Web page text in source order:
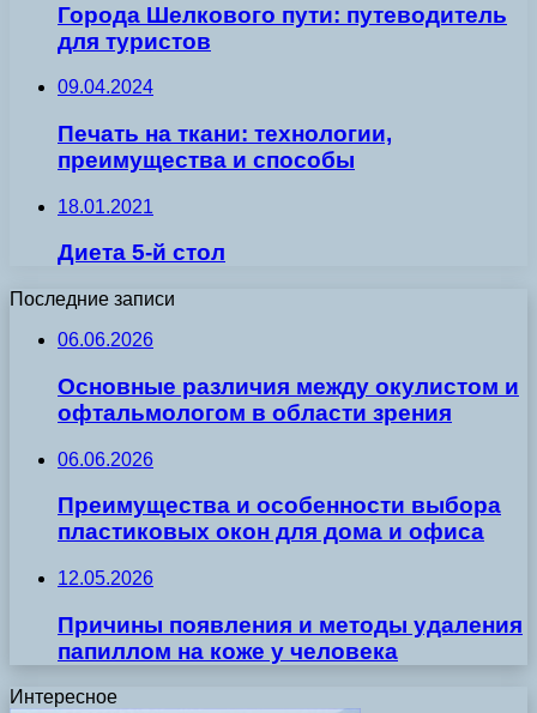
Города Шелкового пути: путеводитель
для туристов
09.04.2024
Печать на ткани: технологии,
преимущества и способы
18.01.2021
Диета 5-й стол
Последние записи
06.06.2026
Основные различия между окулистом и
офтальмологом в области зрения
06.06.2026
Преимущества и особенности выбора
пластиковых окон для дома и офиса
12.05.2026
Причины появления и методы удаления
папиллом на коже у человека
Интересное